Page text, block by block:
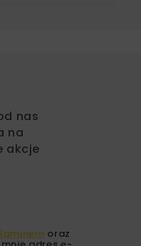
nas
na
akcje
oraz